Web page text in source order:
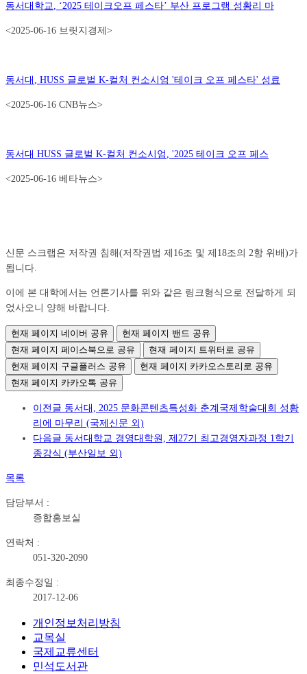
동서대학교, ‘2025 테이크오프 페스타’ 부산 프로그램 성황리 마
<2025-06-16 브릿지경제>
동서대 , HUSS 글로벌 K-컬처 컨소시엄 '테이크 오프 페스타' 성료
<2025-06-16 CNB뉴스>
동서대 HUSS 글로벌 K-컬처 컨소시엄 , '2025 테이크 오프 페스
<2025-06-16 베타뉴스>
신문 스크랩은 저작권 침해(저작권법 제16조 및 제18조의 2항 위배)가
됩니다.
이에 본 대학에서는 언론기사를 위와 같은 링크형식으로 전달하게 되
었사오니 양해 바랍니다.
현재 페이지 네이버 공유
현재 페이지 밴드 공유
현재 페이지 페이스북으로 공유
현재 페이지 트위터로 공유
현재 페이지 구글플러스 공유
현재 페이지 카카오스토리로 공유
현재 페이지 카카오톡 공유
이전글 동서대, 2025 문화콘텐츠특성화 춘계국제학술대회 성황
리에 마무리 (국제신문 외)
다음글 동서대학교 경영대학원, 제27기 최고경영자과정 1학기
종강식 (부산일보 외)
목록
담당부서 :
종합홍보실
연락처 :
051-320-2090
최종수정일 :
2017-12-06
개인정보처리방침
교목실
국제교류센터
민석도서관